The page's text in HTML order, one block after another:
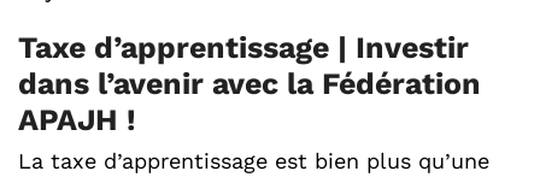
Taxe d’apprentissage | Investir
dans l’avenir avec la Fédération
APAJH !
La taxe d’apprentissage est bien plus qu’une